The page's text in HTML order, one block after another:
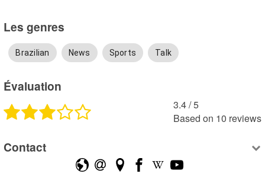
Les genres
Brazilian News Sports Talk
Évaluation
3.4 /5
Based on 10 reviews
Contact